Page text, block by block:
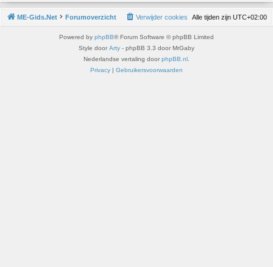
ME-Gids.Net Forumoverzicht Alle tijden zijn UTC+02:00
Verwijder cookies
Powered by phpBB® Forum Software © phpBB Limited
Style door Arty - phpBB 3.3 door MrGaby
Nederlandse vertaling door phpBB.nl
Privacy | Gebruikersvoorwaarden